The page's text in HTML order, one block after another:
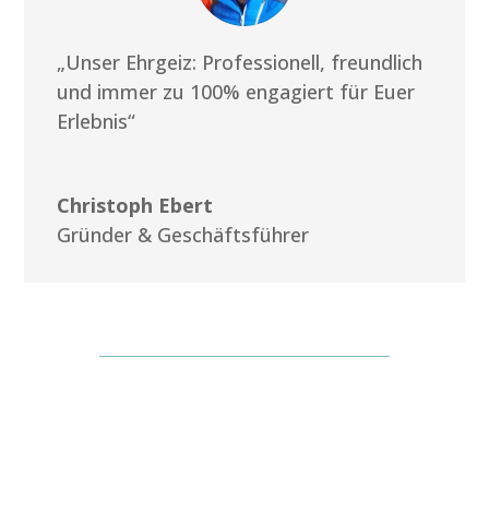
„Unser Ehrgeiz: Professionell, freundlich
und immer zu 100% engagiert für Euer
Erlebnis“
Christoph Ebert
Gründer & Geschäftsführer